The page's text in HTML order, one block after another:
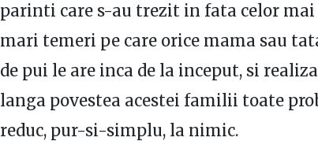
parinti care s-au trezit in fata celor mai
mari temeri pe care orice mama sau
de pui le are inca de la inceput, si
langa povestea acestei familii toate
reduc, pur-si-simplu, la nimic.